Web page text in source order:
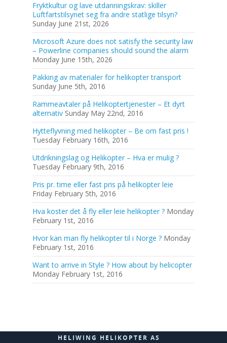
Fryktkultur og lave utdanningskrav: skiller
Luftfartstilsynet seg fra andre statlige tilsyn?
Sunday June 21st, 2026
Microsoft Azure does not satisfy the security law
– Powerline companies should sound the alarm
Monday June 15th, 2026
Pakking av materialer for helikopter transport
Sunday June 5th, 2016
Rammeavtaler på Helikoptertjenester – Et dyrt
alternativ Sunday May 22nd, 2016
Hytteflyvning med helikopter – Be om fast pris !
Tuesday February 16th, 2016
Utdrikningslag og Helikopter – Hva er mulig ?
Tuesday February 9th, 2016
Pris pr. time eller fast pris på helikopter leie
Friday February 5th, 2016
Hva koster det å fly eller leie helikopter ? Monday
February 1st, 2016
Hvor kan man fly helikopter til i Norge ? Monday
February 1st, 2016
Want to arrive in Style ? How about by helicopter
Monday February 1st, 2016
HELIWING HELIKOPTER AS